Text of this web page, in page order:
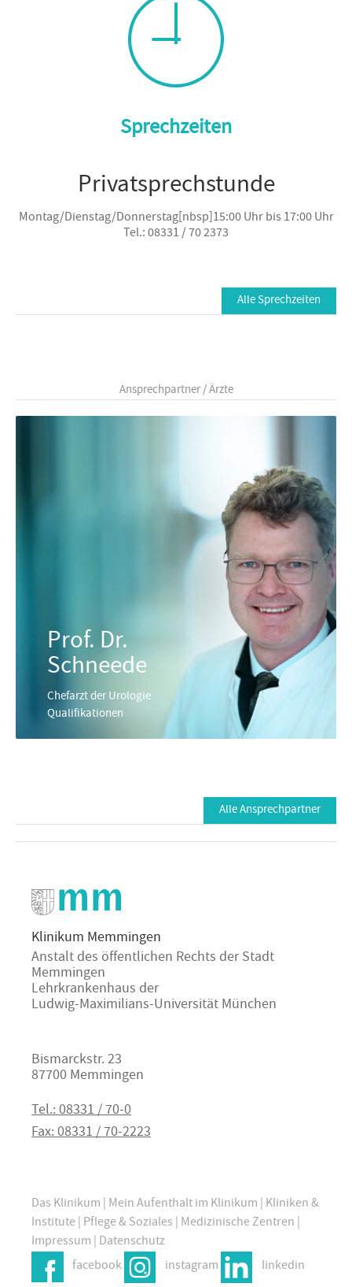
Sprechzeiten
Privatsprechstunde
Montag/Dienstag/Donnerstag[nbsp]15:00 Uhr bis 17:00 Uhr
Tel.: 08331 / 70 2373
Alle Sprechzeiten
Ansprechpartner / Ärzte
Prof. Dr.
Schneede
Chefarzt der Urologie
Qualifikationen
Alle Ansprechpartner
Klinikum Memmingen
Anstalt des öffentlichen Rechts der Stadt
Memmingen
Lehrkrankenhaus der
Ludwig-Maximilians-Universität München
Bismarckstr. 23
87700 Memmingen
Tel.: 08331 / 70-0
Fax: 08331 / 70-2223
Das Klinikum Mein Aufenthalt im Klinikum Kliniken &
Institute Pflege & Soziales Medizinische Zentren
Impressum Datenschutz
facebook
instagram linkedin